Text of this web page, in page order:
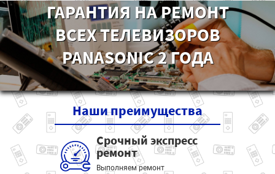
ГАРАНТИЯ НА РЕМОНТ
ВСЕХ ТЕЛЕВИЗОРОВ
PANASONIC 2 ГОДА
Нашипреимущества
Срочный экспресс
ремонт
Выполняем ремонт